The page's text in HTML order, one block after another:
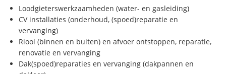
Loodgieterswerkzaamheden (water- en gasleiding)
CV installaties (onderhoud, (spoed)reparatie en
vervanging)
Riool (binnen en buiten) en afvoer ontstoppen, reparatie,
renovatie en vervanging
Dak(spoed)reparaties en vervanging (dakpannen en